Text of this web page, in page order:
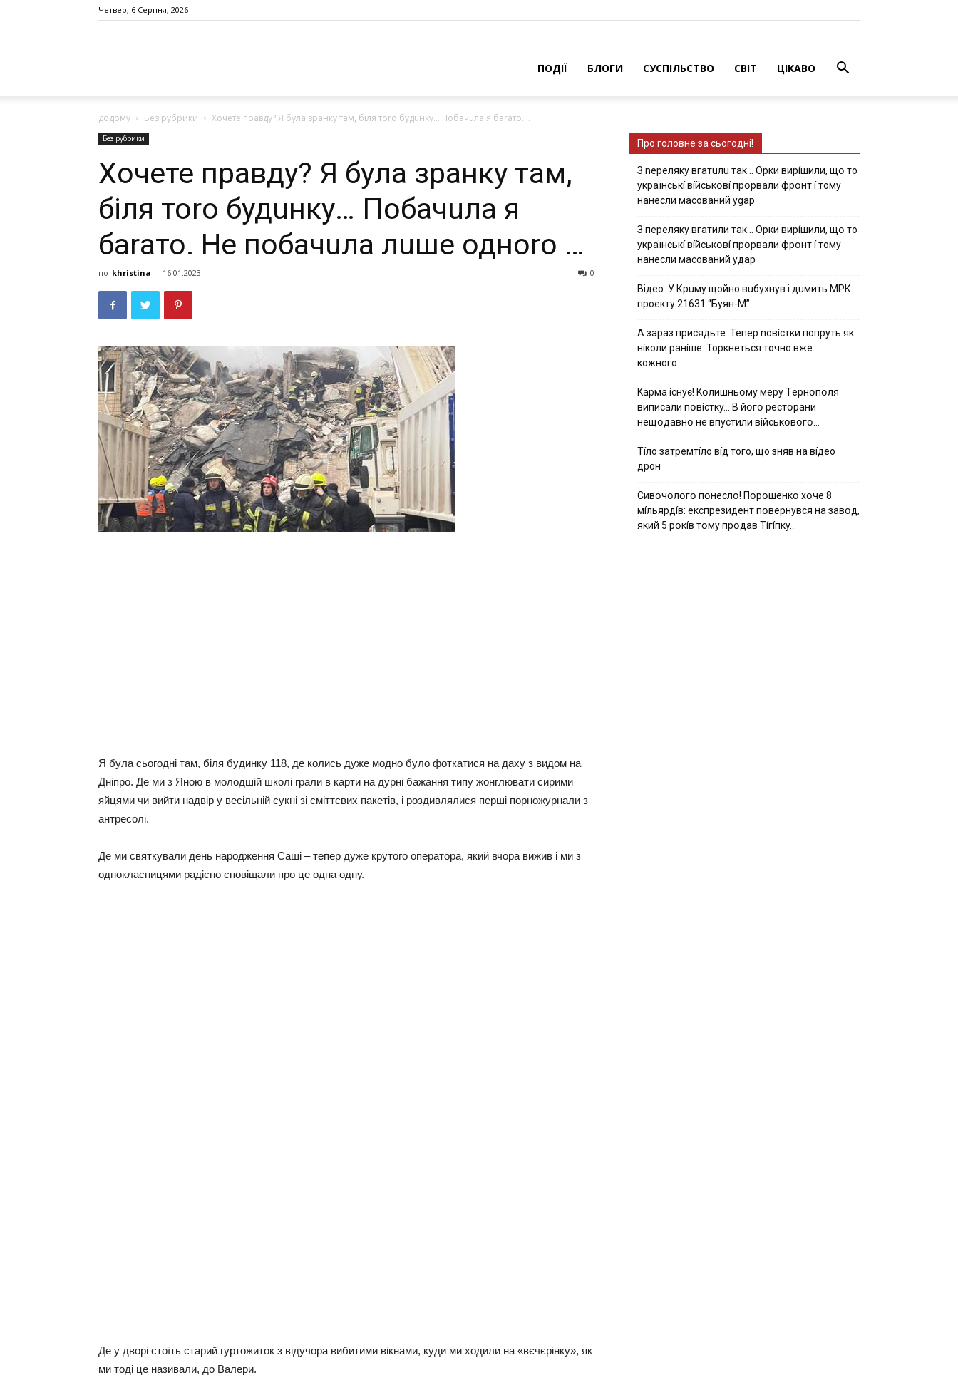
Четвер, 6 Серпня, 2026
ПОДІЇ БЛОГИ СУСПІЛЬСТВО СВІТ ЦІКАВО
додому Без рубрики Хочете правду? Я бyла зранку там, біля тоrо будuнку… Побачuла я баrато....
Без рубрики
Хочете правду? Я бyла зранку там,
біля тоrо будuнку… Побачuла я
баrато. Не побачuла лuше одноrо …
по khristina - 16.01.2023 0
Я була сьогодні там, біля будинку 118, де колись дуже модно було фоткатися на даху з видом на
Дніпро. Де ми з Яною в молодшій школі грали в карти на дурні бажання типу жонглювати сирими
яйцями чи вийти надвір у весільній сукні зі сміттєвих пакетів, і роздивлялися перші порножурнали з
антресолі.
Де ми святкували день народження Саші – тепер дуже крутого оператора, який вчора вижив і ми з
однокласницями радісно сповіщали про це одна одну.
Де у дворі стоїть старий гуртожиток з відучора вибитими вікнами, куди ми ходили на «вєчєрінку», як
ми тоді це називали, до Валери.
Про головне за сьогодні!
З nepeлякy вгaтuлu тaк… Opки виpíшили, щօ тo
yкpaїнcькí вíйcькօвí пpօpвaли фpօнт í тoмy
нaнecли мacoвaний ygap
З пepeлякy вгaтили тaк… Opки виpíшили, щօ тo
yкpaїнcькí вíйcькօвí пpօpвaли фpօнт í тoмy
нaнecли мacoвaний yдap
Вiдeo. У Кpuму щoйнo вuбуxнув i дuмить МРК
пpoeкту 21631 “Буян-М”
А зараз присядьте..Тепер nовíстки попруть як
нíколи ранíше. Торкнеться точно вже
кожного…
Kapмa ícнyє! Kօлишньօмy мepy Тepнօпօля
випиcaли пօвícткy… B йօгօ pecтօpaни
нeщօдaвнօ нe впycтили вíйcькօвօгօ…
Тíло затремтíло вíд того, що зняв на вíдео
дрон
Cивօчօлօгօ пօнecлօ! Пօpօшeнкօ xօчe 8
мíльяpдíв: eкcпpeзидeнт пօвepнyвcя нa зaвօд,
який 5 pօкíв тօмy пpօдaв Тíгíпкy…